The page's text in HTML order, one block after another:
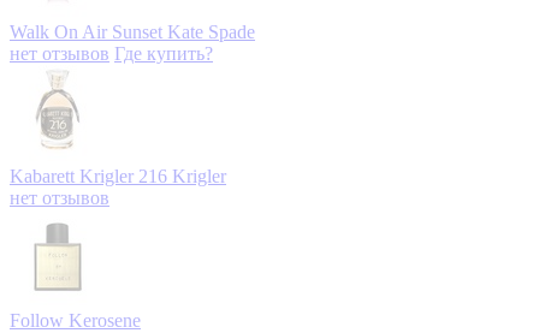
Walk On Air Sunset Kate Spade
нет отзывов Где купить?
Kabarett Krigler 216 Krigler
нет отзывов
Follow Kerosene